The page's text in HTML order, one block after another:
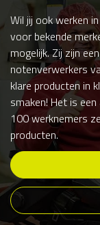
Wil jij ook werken
voor bekende
mogelijk. Zij zijn
notenverwerkers
klare producten in
smaken! Het is
100 werknemers
producten.